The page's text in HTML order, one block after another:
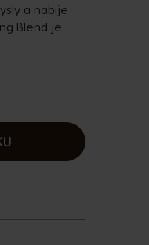
a nabije
Blend je